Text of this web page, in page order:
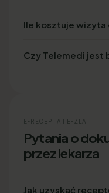
Ile kosztuje wizyta
Czy Telemedi jest
E-RECEPTA I E-ZLA
Pytania o
przez lekarza
Jak uzyskać